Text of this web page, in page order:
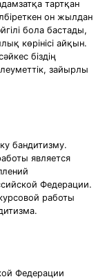
тартқан
он жылдан
бола бастады,
көрінісі айқын.
біздің
зайырлы
бандитизму.
является
Федерации.
работы
Федерации